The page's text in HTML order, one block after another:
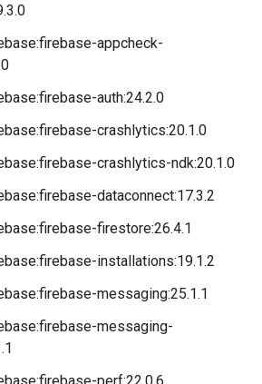
appcheck-
auth:24.2.0
crashlytics:20.1.0
crashlytics-ndk:20.1.0
dataconnect:17.3.2
firestore:26.4.1
installations:19.1.2
messaging:25.1.1
messaging-